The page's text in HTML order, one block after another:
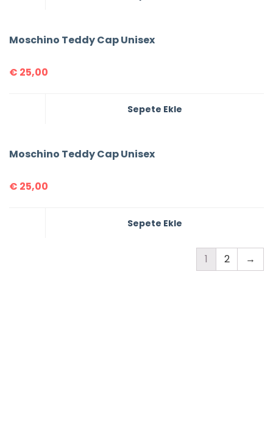
Moschino Teddy Cap Unisex
€ 25,00
Sepete Ekle
Moschino Teddy Cap Unisex
€ 25,00
Sepete Ekle
1 2 →